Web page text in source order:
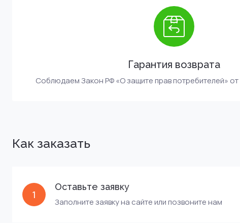
Гарантия возврата
Соблюдаем Закон РФ «О защите прав потребителей» от
Как заказать
1
Оставьте заявку
Заполните заявку на сайте или позвоните нам